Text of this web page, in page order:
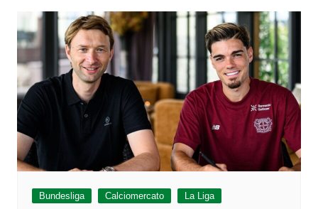
Bundesliga Calciomercato La Liga